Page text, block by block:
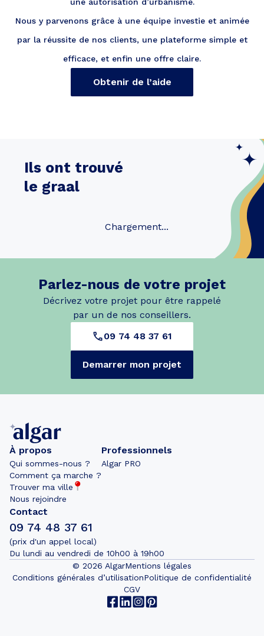
Nous y parvenons grâce à une équipe investie et animée
par la réussite de nos clients, une plateforme simple et
efficace, et enfin une offre claire.
Obtenir de l’aide
Ils ont trouvé
le graal
Chargement...
Parlez-nous de votre projet
Décrivez votre projet pour être rappelé
par un de nos conseillers.
09 74 48 37 61
Demarrer mon projet
À propos
Qui sommes-nous ?
Comment ça marche ?
Trouver ma ville
Nous rejoindre
Professionnels
Algar PRO
Contact
09 74 48 37 61
(prix d'un appel local)
Du lundi au vendredi de 10h00 à 19h00
© 2026 AlgarMentions légales
Conditions générales d’utilisationPolitique de confidentialité
CGV